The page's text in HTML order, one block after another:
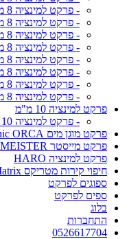
- פרקט למינציה 8 מ"מ יורוהום
- פרקט למינציה 8 מ"מ סופר נטורל
- פרקט למינציה 8 מ"מ Classen
- פרקט למינציה 8 מ"מ סינכרום
- פרקט למינציה 8 מ"מ ואריו
- פרקט למינציה 8 מ"מ art floor
- פרקט למינציה 8 מ"מ קסטלו
- פרקט למינציה 8 מ"מ MGM
פרקט למינציה 10 מ"מ
- פרקט למינציה 10 מ"מ אלטיטיוד פלוס
פרקט מוגן מים Organic ORCA
פרקט מייסטר MEISTER
פרקט למינציה HARO
חיפוי קירות מטריקס Matrix
ספוגים לפרקט
ספים לפרקט
בלוג
התחברות
0526617704